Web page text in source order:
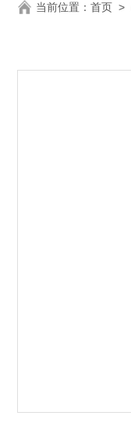
当前位置： 首页 >